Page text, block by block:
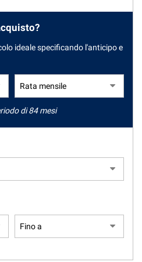
ideale specificando l'anticipo e
di 84 mesi